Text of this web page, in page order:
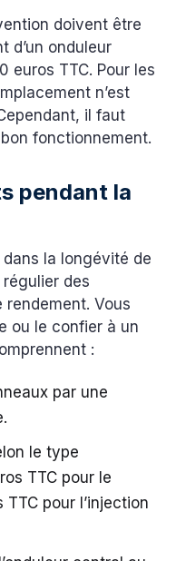
doivent être
d’un onduleur
euros TTC. Pour les
n’est
il faut
fonctionnement.
pendant la
dans la longévité de
régulier des
Vous
ou le confier à un
:
par une
le type
TTC pour le
pour l’injection